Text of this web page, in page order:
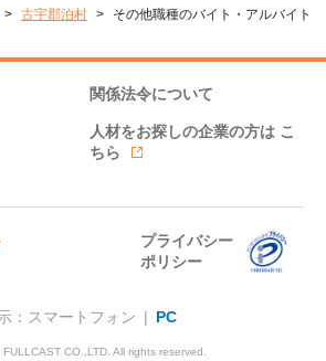
古宇郡泊村
その他職種のバイト・アルバイト
関係法令について
人材をお探しの企業の方は こ
ちら
プライバシー
ポリシー
：スマートフォン | PC
CO.,LTD. All rights reserved.